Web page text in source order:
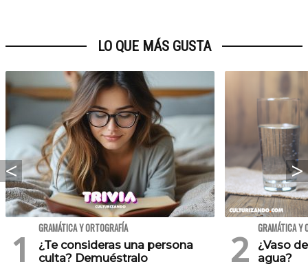
LO QUE MÁS GUSTA
GRAMÁTICA Y ORTOGRAFÍA
¿Te consideras una persona
culta? Demuéstralo
GRAMÁTICA Y
¿Vaso
agua?